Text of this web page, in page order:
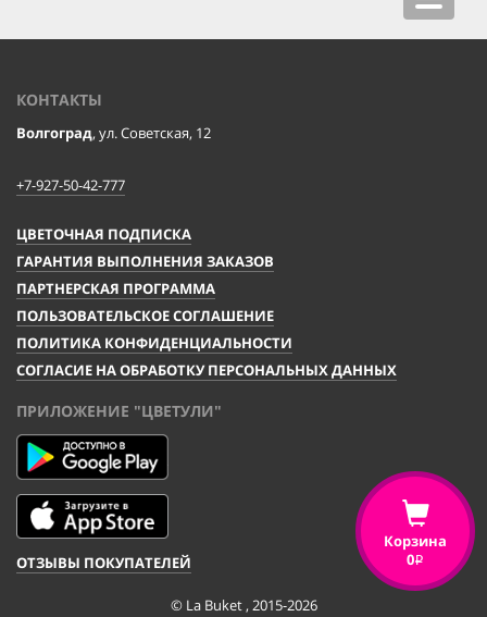
КОНТАКТЫ
Волгоград, ул. Советская, 12
+7-927-50-42-777
ЦВЕТОЧНАЯ ПОДПИСКА
ГАРАНТИЯ ВЫПОЛНЕНИЯ ЗАКАЗОВ
ПАРТНЕРСКАЯ ПРОГРАММА
ПОЛЬЗОВАТЕЛЬСКОЕ СОГЛАШЕНИЕ
ПОЛИТИКА КОНФИДЕНЦИАЛЬНОСТИ
СОГЛАСИЕ НА ОБРАБОТКУ ПЕРСОНАЛЬНЫХ ДАННЫХ
ПРИЛОЖЕНИЕ "ЦВЕТУЛИ"
ОТЗЫВЫ ПОКУПАТЕЛЕЙ
© La Buket , 2015-2026
Корзина
0i